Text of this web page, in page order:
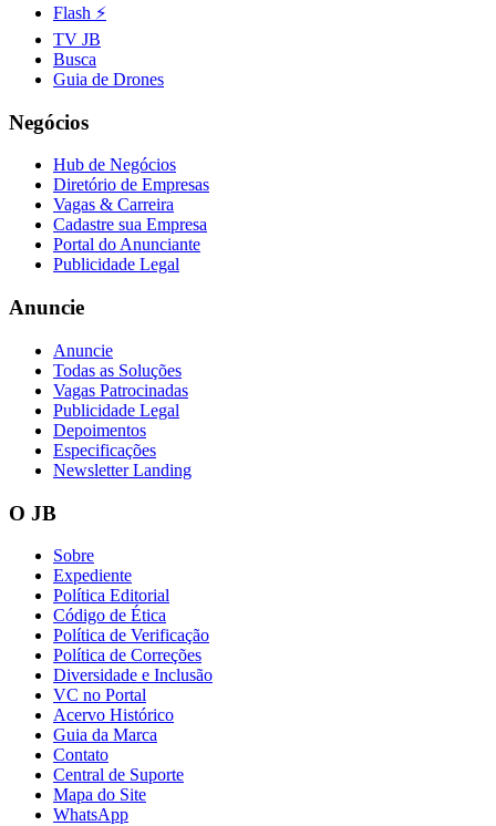
Flash ⚡
TV JB
Busca
Guia de Drones
Negócios
Hub de Negócios
Diretório de Empresas
Vagas & Carreira
Cadastre sua Empresa
Portal do Anunciante
Publicidade Legal
Anuncie
Anuncie
Todas as Soluções
Vagas Patrocinadas
Publicidade Legal
Depoimentos
Especificações
Newsletter Landing
O JB
Sobre
Expediente
Política Editorial
Código de Ética
Política de Verificação
Política de Correções
Diversidade e Inclusão
VC no Portal
Acervo Histórico
Guia da Marca
Contato
Central de Suporte
Mapa do Site
WhatsApp